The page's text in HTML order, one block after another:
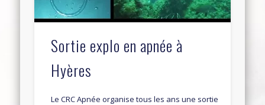
Sortie explo en apnée à
Hyères
Le CRC Apnée organise tous les ans une sortie